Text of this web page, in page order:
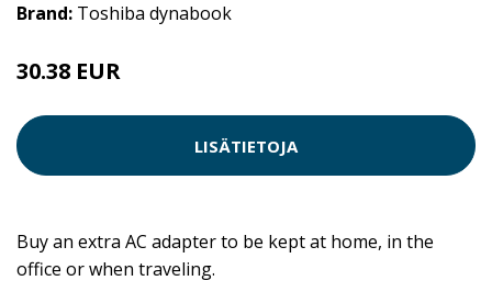
Brand: Toshiba dynabook
30.38 EUR
LISÄTIETOJA
Buy an extra AC adapter to be kept at home, in the
office or when traveling.